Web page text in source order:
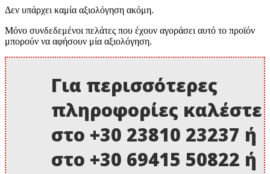
Δεν υπάρχει καμία αξιολόγηση ακόμη.
Μόνο συνδεδεμένοι πελάτες που έχουν αγοράσει αυτό το προϊόν
μπορούν να αφήσουν μία αξιολόγηση.
Για περισσότερες
πληροφορίες καλέστε
στο +30 23810 23237 ή
στο +30 69415 50822 ή